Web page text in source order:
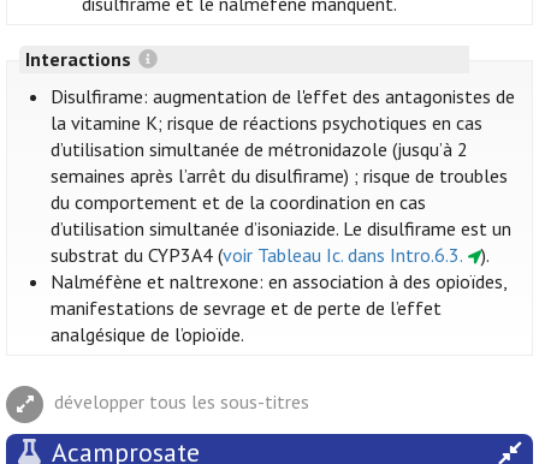
Interactions
Disulfirame: augmentation de l'effet des antagonistes de
la vitamine K; risque de réactions psychotiques en cas
d’utilisation simultanée de métronidazole (jusqu’à 2
semaines après l’arrêt du disulfirame) ; risque de troubles
du comportement et de la coordination en cas
d’utilisation simultanée d’isoniazide. Le disulfirame est un
substrat du CYP3A4 (voir Tableau Ic. dans Intro.6.3.
).
Nalméfène et naltrexone: en association à des opioïdes,
manifestations de sevrage et de perte de l’effet
analgésique de l’opioïde.
développer tous les sous-titres
Acamprosate